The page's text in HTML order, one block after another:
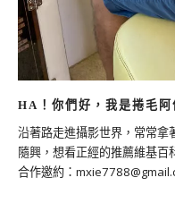
HA！你們好，我是捲毛阿
沿著路走進攝影世界，常常拿
隨興，想看正經的推薦維基
合作邀約：